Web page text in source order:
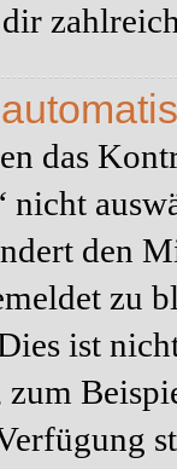
das
nicht
den
zu
ist